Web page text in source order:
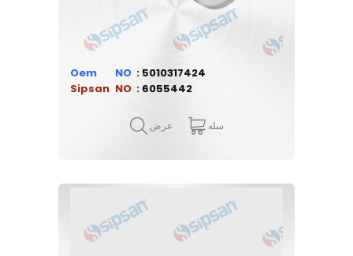
Oem
5010317424
Sipsan
6055442
عرض سله